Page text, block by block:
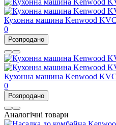
Кухонна машина Kenwood
0
Розпродано
Кухонна машина Kenwood
0
Розпродано
Аналогічні товари